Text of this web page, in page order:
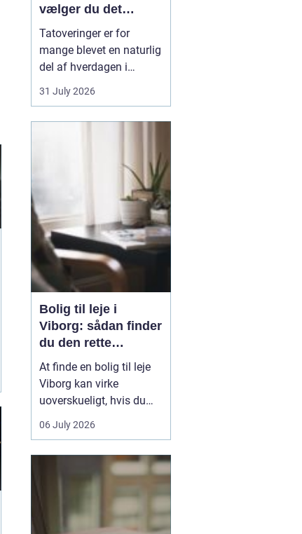
vælger du det
rigtige studie
Tatoveringer er for
mange blevet en naturlig
del af hverdagen i
København. Byen er fyldt
med dygtige artister,
spænder vidt. Når man
31 July 2026
Bolig til leje i
Viborg: sådan finder
du den rette
lejlighed
At finde en bolig til leje
Viborg kan virke
uoverskueligt, hvis du
ikke kender byen eller det
lokale boligmarked. Der
priserne varierer, og
områderne har hver
deres særpræg. Med en
klar plan, lidt viden om
06 July 2026